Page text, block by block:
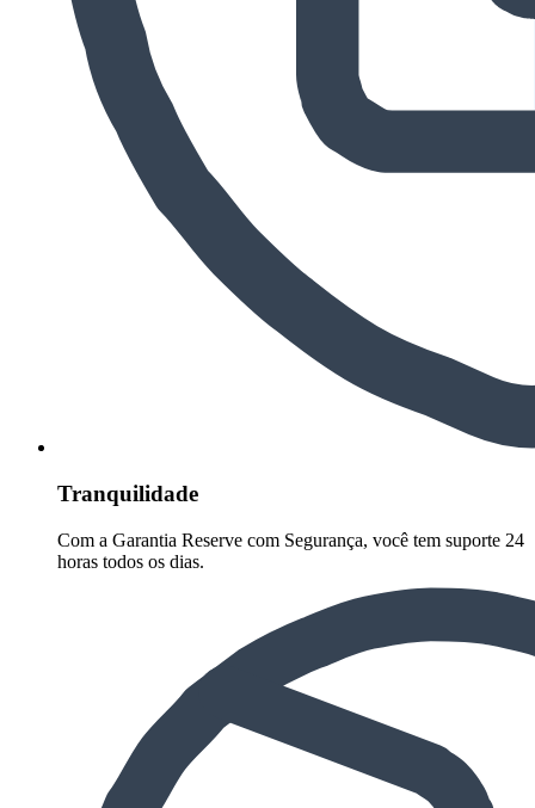
Tranquilidade
Com a Garantia Reserve com Segurança, você tem suporte 24
horas todos os dias.